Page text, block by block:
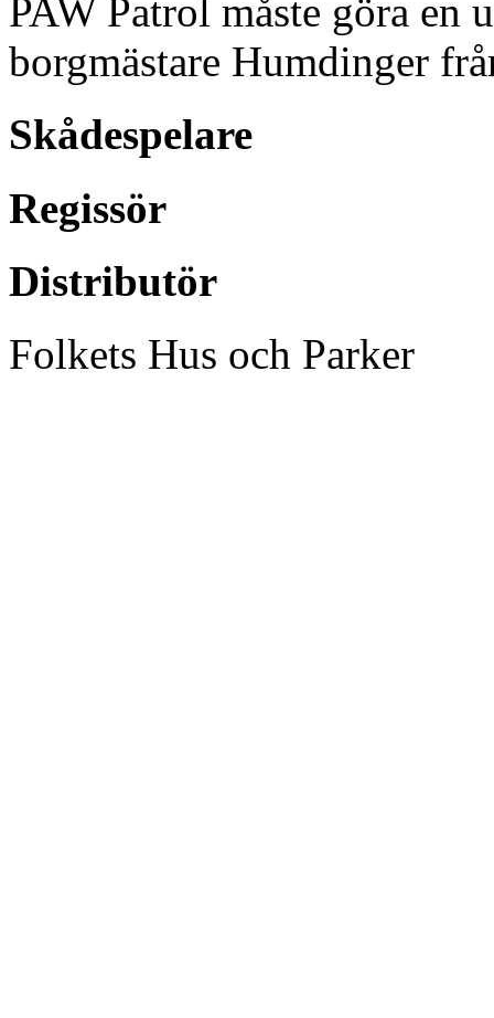
PAW Patrol måste göra
borgmästare Humdinger
Skådespelare
Regissör
Distributör
Folkets Hus och Parker